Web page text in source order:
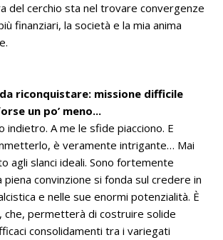
del cerchio sta nel trovare convergenze
finanziari, la società e la mia anima
da riconquistare: missione difficile
un po’ meno...
indietro. A me le sfide piacciono. E
è veramente intrigante… Mai
agli slanci ideali. Sono fortemente
piena convinzione si fonda sul credere in
e nelle sue enormi potenzialità. È
che, permetterà di costruire solide
consolidamenti tra i variegati